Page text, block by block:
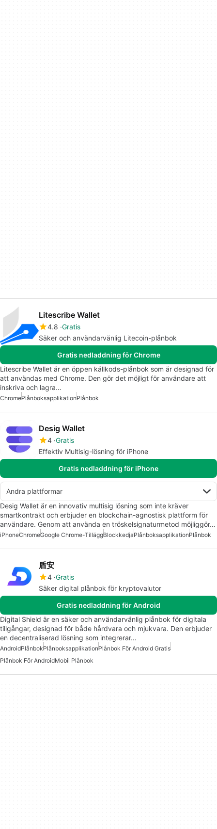
Litescribe Wallet
4.8 Gratis
Säker och användarvänlig Litecoin-plånbok
Gratis nedladdning för Chrome
Litescribe Wallet är en öppen källkods-plånbok som är designad för
att användas med Chrome. Den gör det möjligt för användare att
inskriva och lagra…
ChromePlånboksapplikationPlånbok
Desig Wallet
4 Gratis
Effektiv Multisig-lösning för iPhone
Gratis nedladdning för iPhone
Andra plattformar
Desig Wallet är en innovativ multisig lösning som inte kräver
smartkontrakt och erbjuder en blockchain-agnostisk plattform för
användare. Genom att använda en tröskelsignaturmetod möjliggör…
iPhoneChromeGoogle Chrome-TilläggBlockkedjaPlånboksapplikationPlånbok
盾安
4 Gratis
Säker digital plånbok för kryptovalutor
Gratis nedladdning för Android
Digital Shield är en säker och användarvänlig plånbok för digitala
tillgångar, designad för både hårdvara och mjukvara. Den erbjuder
en decentraliserad lösning som integrerar…
AndroidPlånbokPlånboksapplikationPlånbok För Android Gratis
Plånbok För AndroidMobil Plånbok